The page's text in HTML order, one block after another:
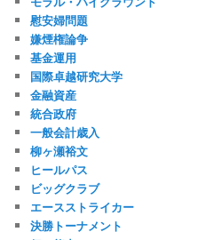
慰安婦問題
嫌煙権論争
基金運用
国際卓越研究大学
金融資産
統合政府
一般会計歳入
柳ヶ瀬裕文
ヒールパス
ビッグクラブ
エースストライカー
決勝トーナメント